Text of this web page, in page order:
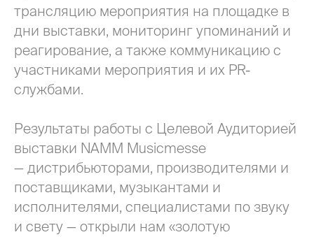
трансляцию мероприятия на площадке в
дни выставки, мониторинг упоминаний и
реагирование, а также коммуникацию с
участниками мероприятия и их PR-
службами.
Результаты работы с Целевой Аудиторией
выставки NAMM Musicmesse
— дистрибьюторами, производителями и
поставщиками, музыкантами и
исполнителями, специалистами по звуку
и свету — открыли нам «золотую